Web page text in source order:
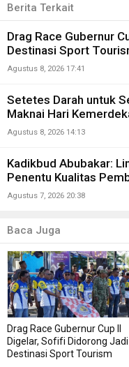
Berita Terkait
Drag Race Gubernur
Destinasi Sport
Agustus 8, 2026 17:41
Setetes Darah untuk
Maknai Hari
Agustus 8, 2026 14:13
Kadikbud Abubakar:
Penentu Kualitas
Agustus 7, 2026 20:38
Baca Juga
Drag Race Gubernur Cup II
Digelar, Sofifi Didorong Jadi
Destinasi Sport Tourism